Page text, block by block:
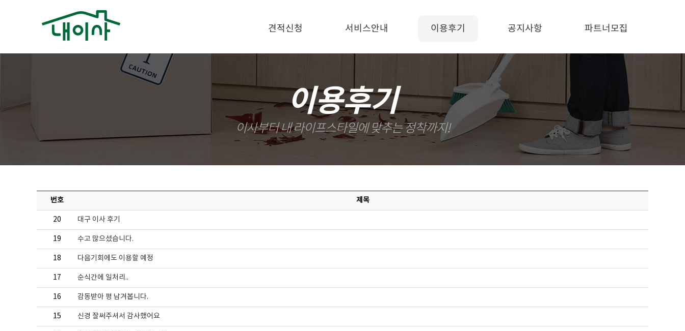
견적신청 서비스안내 이용후기 공지사항 파트너모집
이용후기
이사부터 내 라이프스타일에 맞추는 정착까지!
번호 제목
20 대구 이사 후기
19 수고 많으셨습니다.
18 다음기회에도 이용할 예정
17 순식간에 일처리..
16 감동받아 평 남겨봅니다.
15 신경 잘써주셔서 감사했어요